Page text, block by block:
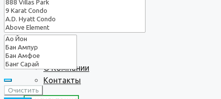
О нас
О Компании
Контакты
Очистить